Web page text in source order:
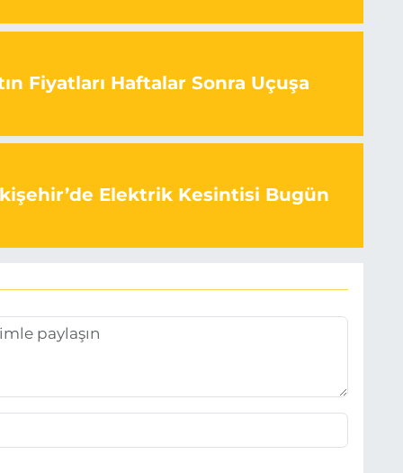
Fiyatları Haftalar Sonra Uçuşa
Elektrik Kesintisi Bugün